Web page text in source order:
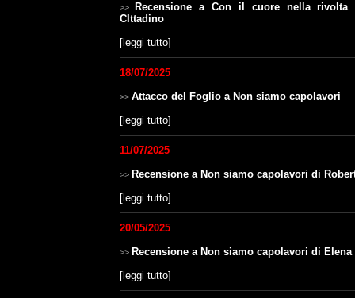
>>
Recensione a Con il cuore nella
CIttadino
[leggi tutto]
18/07/2025
>> Attacco del Foglio a Non siamo capolavori
[leggi tutto]
11/07/2025
>> Recensione a Non siamo capolavori di
[leggi tutto]
20/05/2025
>> Recensione a Non siamo capolavori di
[leggi tutto]